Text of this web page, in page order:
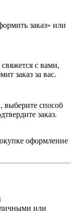
заказ» или
с вами,
заказ за вас.
выберите способ
заказ.
оформление
или